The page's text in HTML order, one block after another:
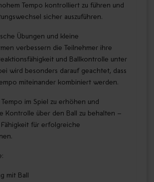
Tempo kontrolliert zu führen und
sicher auszuführen.
Übungen und kleine
verbessern die Teilnehmer ihre
und Ballkontrolle unter
wird besonders darauf geachtet, dass
miteinander kombiniert werden.
Tempo im Spiel zu erhöhen und
Kontrolle über den Ball zu behalten –
für erfolgreiche
mit Ball